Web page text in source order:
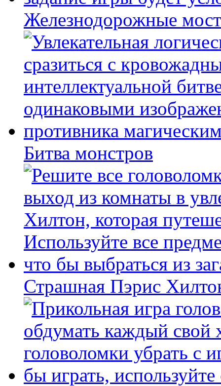
Железнодорожные
Битва монстров
Страшная Пэрис